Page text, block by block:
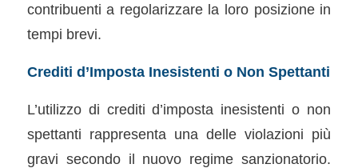
contribuenti a regolarizzare la loro posizione in
tempi brevi.
Crediti d’Imposta Inesistenti o Non Spettanti
L’utilizzo di crediti d’imposta inesistenti o non
spettanti rappresenta una delle violazioni più
gravi secondo il nuovo regime sanzionatorio.